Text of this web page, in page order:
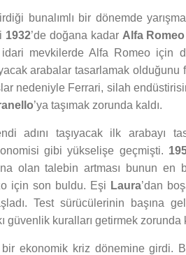
bunalımlı bir dönemde
1932’de doğana kadar Alfa Romeo
idari mevkilerde Alfa Romeo
arabalar tasarlamak olduğunu
nedeniyle Ferrari, silah
’ya taşımak zorunda kaldı.
adını taşıyacak ilk arabayı
gibi yükselişe geçmişti.
olan talebin artması bunun
için son buldu. Eşi Laura’dan
Test sürücülerinin başına
güvenlik kuralları getirmek zorunda
ekonomik kriz dönemine girdi.